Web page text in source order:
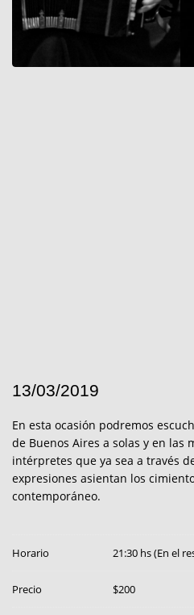
13/03/2019
En esta ocasión podremos
de Buenos Aires a solas y en las
intérpretes que ya sea a través
expresiones asientan los
contemporáneo.
Horario 21:30 hs (En el
Precio $200